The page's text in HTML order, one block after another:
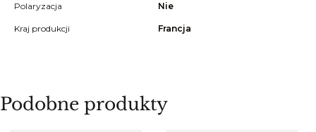
Polaryzacja Nie
Kraj produkcji Francja
Podobne produkty